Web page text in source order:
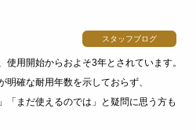
スタッフブログ
用開始からおよそ3年とされています。
明確な耐用年数を示しておらず、
「まだ使えるのでは」と疑問に思う方も